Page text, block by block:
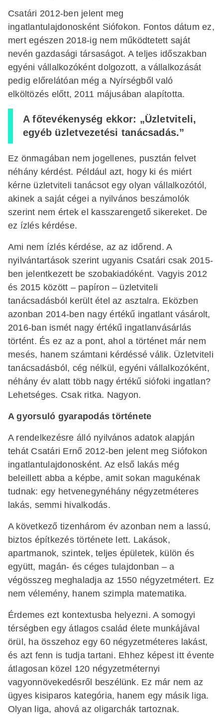
Csatári 2012-ben jelent meg
ingatlantulajdonosként Siófokon. Fontos dátum ez,
mert egészen 2018-ig nem működtetett saját
nevén gazdasági társaságot. A teljes időszakban
egyéni vállalkozóként dolgozott, a vállalkozását
pedig előrelátóan még a Nyírségből való
elköltözés előtt, 2011 májusában alapította.
A főtevékenység ekkor: „Üzletviteli,
egyéb üzletvezetési tanácsadás.”
Ez önmagában nem jogellenes, pusztán felvet
néhány kérdést. Például azt, hogy ki és miért
kérne üzletviteli tanácsot egy olyan vállalkozótól,
akinek a saját cégei a nyilvános beszámolók
szerint nem értek el kasszarengető sikereket. De
ez ízlés kérdése.
Ami nem ízlés kérdése, az az időrend. A
nyilvántartások szerint ugyanis Csatári csak 2015-
ben jelentkezett be szobakiadóként. Vagyis 2012
és 2015 között – papíron – üzletviteli
tanácsadásból került étel az asztalra. Eközben
azonban 2014-ben nagy értékű ingatlant vásárolt,
2016-ban ismét nagy értékű ingatlanvásárlás
történt. És ez az a pont, ahol a történet már nem
mesés, hanem számtani kérdéssé válik. Üzletviteli
tanácsadásból, cég nélkül, egyéni vállalkozóként,
néhány év alatt több nagy értékű siófoki ingatlan?
Lehetséges. Csak ritka. Nagyon.
A gyorsuló gyarapodás története
A rendelkezésre álló nyilvános adatok alapján
tehát Csatári Ernő 2012-ben jelent meg Siófokon
ingatlantulajdonosként. Az első lakás még
beleillett abba a képbe, amit sokan magukénak
tudnak: egy hetvenegynéhány négyzetméteres
lakás, semmi hivalkodás.
A következő tizenhárom év azonban nem a lassú,
biztos építkezés története lett. Lakások,
apartmanok, szintek, teljes épületek, külön és
együtt, magán- és céges tulajdonban – a
végösszeg meghaladja az 1550 négyzetmétert. Ez
nem vélemény, hanem szimpla matematika.
Érdemes ezt kontextusba helyezni. A somogyi
térségben egy átlagos család élete munkájával
örül, ha összehoz egy 60 négyzetméteres lakást,
és azt fenn is tudja tartani. Ehhez képest itt évente
átlagosan közel 120 négyzetméternyi
vagyonnövekedésről beszélünk. Ez már nem az
ügyes kisiparos kategória, hanem egy másik liga.
Olyan liga, ahová az oligarchák tartoznak.